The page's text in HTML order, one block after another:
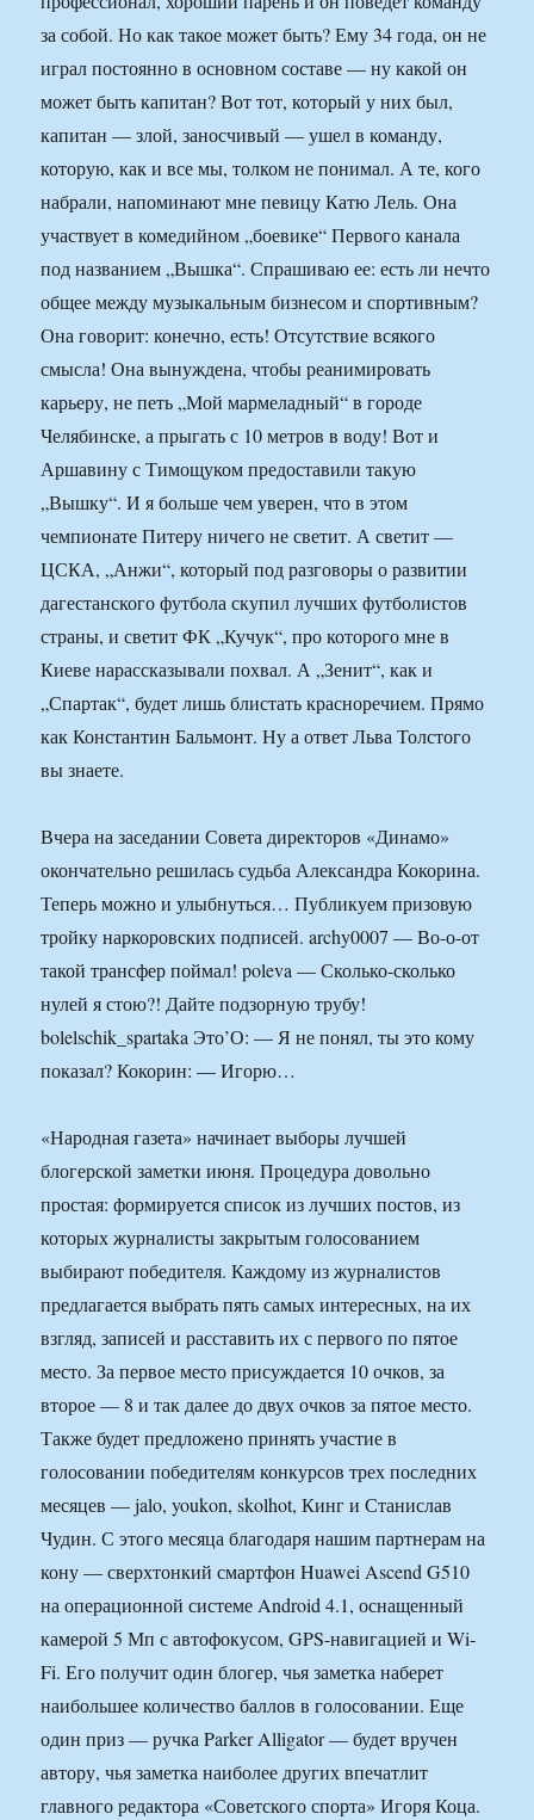
за собой. Но как такое может быть? Ему 34 года, он не
играл постоянно в основном составе — ну какой он
может быть капитан? Вот тот, который у них был,
капитан — злой, заносчивый — ушел в команду,
которую, как и все мы, толком не понимал. А те, кого
набрали, напоминают мне певицу Катю Лель. Она
участвует в комедийном „боевике“ Первого канала
под названием „Вышка“. Спрашиваю ее: есть ли нечто
общее между музыкальным бизнесом и спортивным?
Она говорит: конечно, есть! Отсутствие всякого
смысла! Она вынуждена, чтобы реанимировать
карьеру, не петь „Мой мармеладный“ в городе
Челябинске, а прыгать с 10 метров в воду! Вот и
Аршавину с Тимощуком предоставили такую
„Вышку“. И я больше чем уверен, что в этом
чемпионате Питеру ничего не светит. А светит —
ЦСКА, „Анжи“, который под разговоры о развитии
дагестанского футбола скупил лучших футболистов
страны, и светит ФК „Кучук“, про которого мне в
Киеве нарассказывали похвал. А „Зенит“, как и
„Спартак“, будет лишь блистать красноречием. Прямо
как Константин Бальмонт. Ну а ответ Льва Толстого
вы знаете.
Вчера на заседании Совета директоров «Динамо»
окончательно решилась судьба Александра Кокорина.
Теперь можно и улыбнуться… Публикуем призовую
тройку наркоровских подписей. archy0007 — Во-о-от
такой трансфер поймал! poleva — Сколько-сколько
нулей я стою?! Дайте подзорную трубу!
bolelschik_spartaka Это’О: — Я не понял, ты это кому
показал? Кокорин: — Игорю…
«Народная газета» начинает выборы лучшей
блогерской заметки июня. Процедура довольно
простая: формируется список из лучших постов, из
которых журналисты закрытым голосованием
выбирают победителя. Каждому из журналистов
предлагается выбрать пять самых интересных, на их
взгляд, записей и расставить их с первого по пятое
место. За первое место присуждается 10 очков, за
второе — 8 и так далее до двух очков за пятое место.
Также будет предложено принять участие в
голосовании победителям конкурсов трех последних
месяцев — jalo, youkon, skolhot, Кинг и Станислав
Чудин. С этого месяца благодаря нашим партнерам на
кону — сверхтонкий смартфон Huawei Ascend G510
на операционной системе Android 4.1, оснащенный
камерой 5 Мп с автофокусом, GPS-навигацией и Wi-
Fi. Его получит один блогер, чья заметка наберет
наибольшее количество баллов в голосовании. Еще
один приз — ручка Parker Alligator — будет вручен
автору, чья заметка наиболее других впечатлит
главного редактора «Советского спорта» Игоря Коца.